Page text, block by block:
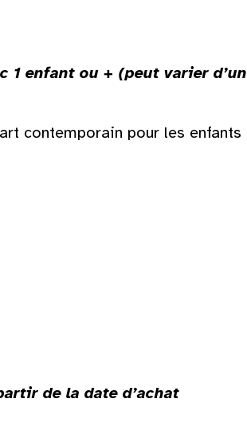
1 enfant ou + (peut varier d’un
contemporain pour les enfants
de la date d’achat